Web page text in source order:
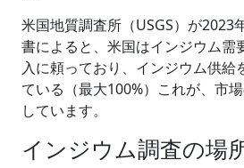
米国地質調査所（USGS）が2023
書によると、米国はインジウム需
入に頼っており、インジウム供給
ている（最大100%）これが、市
しています。
インジウム調査の場